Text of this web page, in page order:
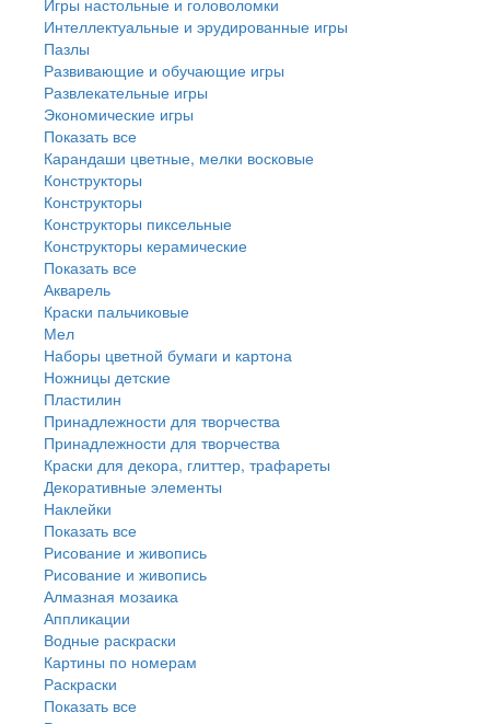
Игры настольные и головоломки
Интеллектуальные и эрудированные игры
Пазлы
Развивающие и обучающие игры
Развлекательные игры
Экономические игры
Показать все
Карандаши цветные, мелки восковые
Конструкторы
Конструкторы
Конструкторы пиксельные
Конструкторы керамические
Показать все
Акварель
Краски пальчиковые
Мел
Наборы цветной бумаги и картона
Ножницы детские
Пластилин
Принадлежности для творчества
Принадлежности для творчества
Краски для декора, глиттер, трафареты
Декоративные элементы
Наклейки
Показать все
Рисование и живопись
Рисование и живопись
Алмазная мозаика
Аппликации
Водные раскраски
Картины по номерам
Раскраски
Показать все